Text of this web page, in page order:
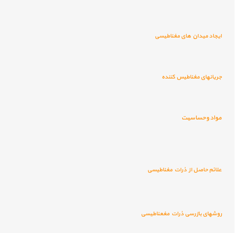
ایجاد میدان های مغناطیسی
جریانهای مغناطیس کننده
مواد وحساسیت
علائم حاصل از ذرات مغناطیسی
روشهای بازرسی ذرات مغعناطیسی